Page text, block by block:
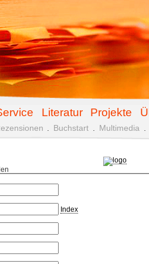
Literatur Projekte
Buchstart Multimedia
Index